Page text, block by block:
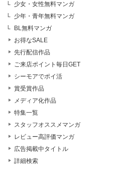
少女・女性無料マンガ
少年・青年無料マンガ
BL無料マンガ
お得なSALE
先行配信作品
ご来店ポイント毎日GET
シーモアでポイ活
賞受賞作品
メディア化作品
特集一覧
スタッフオススメマンガ
レビュー高評価マンガ
広告掲載中タイトル
詳細検索